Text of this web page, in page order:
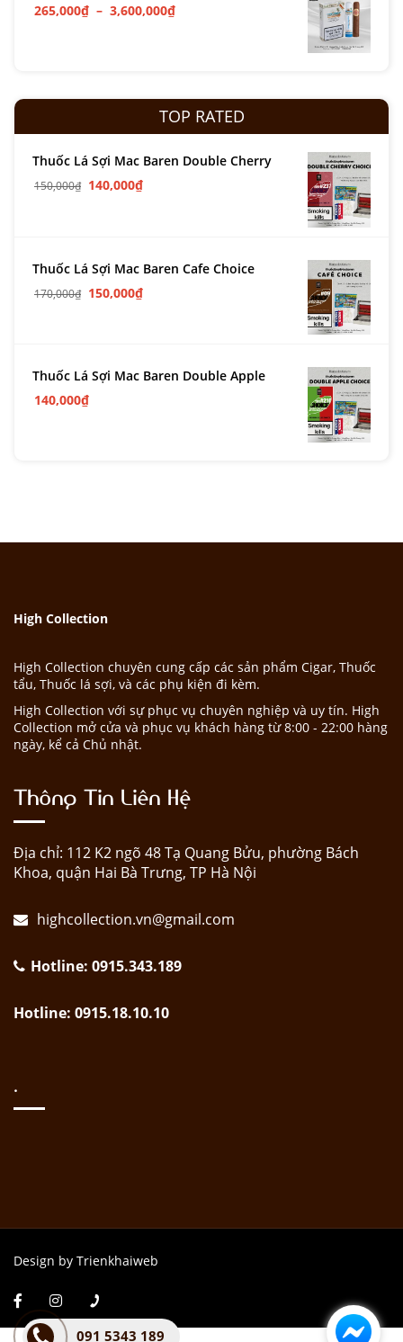
265,000₫ – 3,600,000₫
TOP RATED
Thuốc Lá Sợi Mac Baren Double Cherry
150,000₫ 140,000₫
Thuốc Lá Sợi Mac Baren Cafe Choice
170,000₫ 150,000₫
Thuốc Lá Sợi Mac Baren Double Apple
140,000₫
High Collection
High Collection chuyên cung cấp các sản phẩm Cigar, Thuốc
tẩu, Thuốc lá sợi, và các phụ kiện đi kèm.
High Collection với sự phục vụ chuyên nghiệp và uy tín. High
Collection mở cửa và phục vụ khách hàng từ 8:00 - 22:00 hàng
ngày, kể cả Chủ nhật.
Thông Tin Liên Hệ
Địa chỉ: 112 K2 ngõ 48 Tạ Quang Bửu, phường Bách
Khoa, quận Hai Bà Trưng, TP Hà Nội
highcollection.vn@gmail.com
Hotline: 0915.343.189
Hotline: 0915.18.10.10
.
Design by Trienkhaiweb
091 5343 189